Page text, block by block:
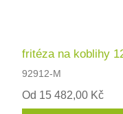
fritéza na koblihy
92912-M
Od 15 482,00 Kč